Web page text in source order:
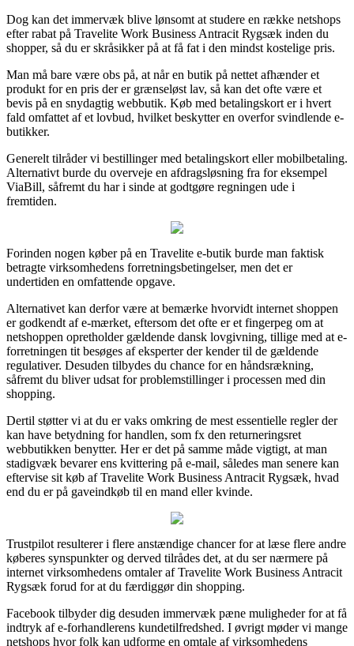
Dog kan det immervæk blive lønsomt at studere en række netshops
efter rabat på Travelite Work Business Antracit Rygsæk inden du
shopper, så du er skråsikker på at få fat i den mindst kostelige pris.
Man må bare være obs på, at når en butik på nettet afhænder et
produkt for en pris der er grænseløst lav, så kan det ofte være et
bevis på en snydagtig webbutik. Køb med betalingskort er i hvert
fald omfattet af et lovbud, hvilket beskytter en overfor svindlende e-
butikker.
Generelt tilråder vi bestillinger med betalingskort eller mobilbetaling.
Alternativt burde du overveje en afdragsløsning fra for eksempel
ViaBill, såfremt du har i sinde at godtgøre regningen ude i
fremtiden.
Forinden nogen køber på en Travelite e-butik burde man faktisk
betragte virksomhedens forretningsbetingelser, men det er
undertiden en omfattende opgave.
Alternativet kan derfor være at bemærke hvorvidt internet shoppen
er godkendt af e-mærket, eftersom det ofte er et fingerpeg om at
netshoppen opretholder gældende dansk lovgivning, tillige med at e-
forretningen tit besøges af eksperter der kender til de gældende
regulativer. Desuden tilbydes du chance for en håndsrækning,
såfremt du bliver udsat for problemstillinger i processen med din
shopping.
Dertil støtter vi at du er vaks omkring de mest essentielle regler der
kan have betydning for handlen, som fx den returneringsret
webbutikken benytter. Her er det på samme måde vigtigt, at man
stadigvæk bevarer ens kvittering på e-mail, således man senere kan
eftervise sit køb af Travelite Work Business Antracit Rygsæk, hvad
end du er på gaveindkøb til en mand eller kvinde.
Trustpilot resulterer i flere anstændige chancer for at læse flere andre
køberes synspunkter og derved tilrådes det, at du ser nærmere på
internet virksomhedens omtaler af Travelite Work Business Antracit
Rygsæk forud for at du færdiggør din shopping.
Facebook tilbyder dig desuden immervæk pæne muligheder for at få
indtryk af e-forhandlerens kundetilfredshed. I øvrigt møder vi mange
netshops hvor folk kan udforme en omtale af virksomhedens